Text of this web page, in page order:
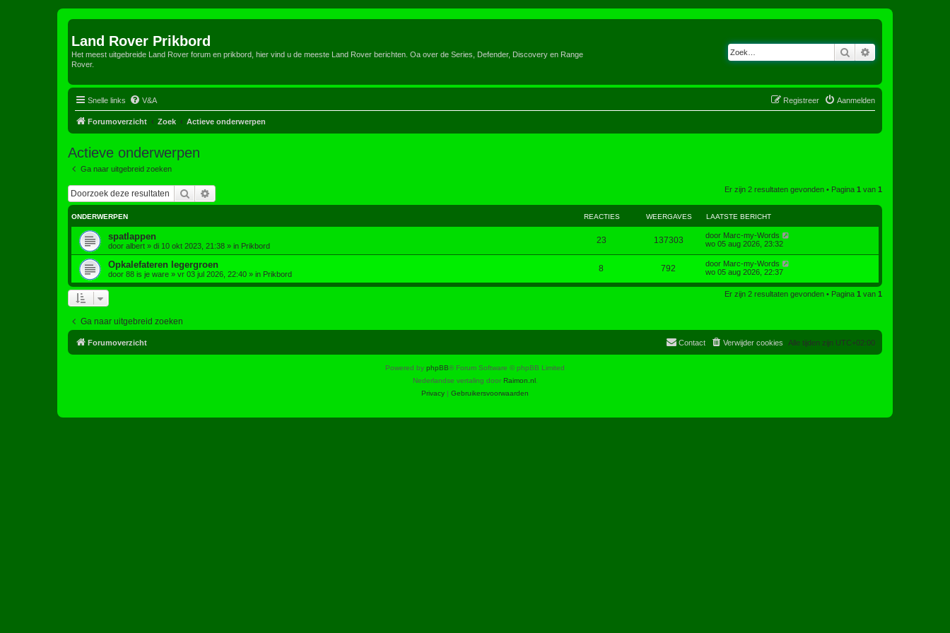
Land Rover Prikbord
Het meest uitgebreide Land Rover forum en prikbord, hier vind u de meeste Land Rover berichten. Oa over de Series, Defender, Discovery en Range
Rover.
Zoek
Snelle links V&A Aanmelden
Registreer
Forumoverzicht Zoek Actieve onderwerpen
Actieve onderwerpen
Ga naar uitgebreid zoeken
Zoek Er zijn 2 resultaten gevonden • Pagina 1 van 1
ONDERWERPEN REACTIES WEERGAVES LAATSTE BERICHT
spatlappen
door albert » di 10 okt 2023, 21:38 » in Prikbord
23 137303 door Marc-my-Words
wo 05 aug 2026, 23:32
Opkalefateren legergroen
door 88 is je ware » vr 03 jul 2026, 22:40 » in Prikbord
8 792 door Marc-my-Words
wo 05 aug 2026, 22:37
Er zijn 2 resultaten gevonden • Pagina 1 van 1
Ga naar uitgebreid zoeken
Forumoverzicht Alle tijden zijn UTC+02:00
Verwijder cookies
Contact
Powered by phpBB® Forum Software © phpBB Limited
Nederlandse vertaling door Raimon.nl.
Privacy | Gebruikersvoorwaarden